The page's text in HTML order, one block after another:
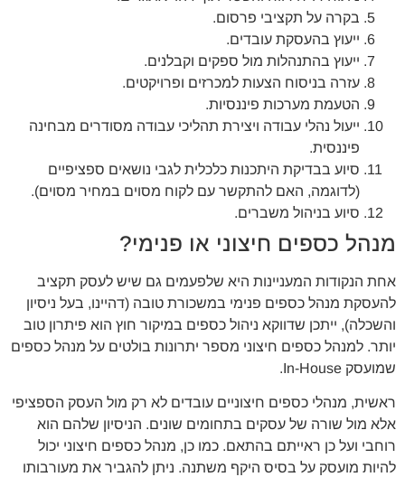
בקרה על תקציבי פרסום.
ייעוץ בהעסקת עובדים.
ייעוץ בהתנהלות מול ספקים וקבלנים.
עזרה בניסוח הצעות למכרזים ופרויקטים.
הטעמת מערכות פיננסיות.
ייעול נהלי עבודה ויצירת תהליכי עבודה מסודרים מבחינה
פיננסית.
סיוע בבדיקת היתכנות כלכלית לגבי נושאים ספציפיים
(לדוגמה, האם להתקשר עם לקוח מסוים במחיר מסוים).
סיוע בניהול משברים.
מנהל כספים חיצוני או פנימי?
אחת הנקודות המעניינות היא שלפעמים גם שיש לעסק תקציב
להעסקת מנהל כספים פנימי במשכורת טובה (דהיינו, בעל ניסיון
והשכלה), ייתכן שדווקא ניהול כספים במיקור חוץ הוא פיתרון טוב
יותר. למנהל כספים חיצוני מספר יתרונות בולטים על מנהל כספים
שמועסק In-House.
ראשית, מנהלי כספים חיצוניים עובדים לא רק מול העסק הספציפי
אלא מול שורה של עסקים בתחומים שונים. הניסיון שלהם הוא
רוחבי ועל כן ראייתם בהתאם. כמו כן, מנהל כספים חיצוני יכול
להיות מועסק על בסיס היקף משתנה. ניתן להגביר את מעורבותו